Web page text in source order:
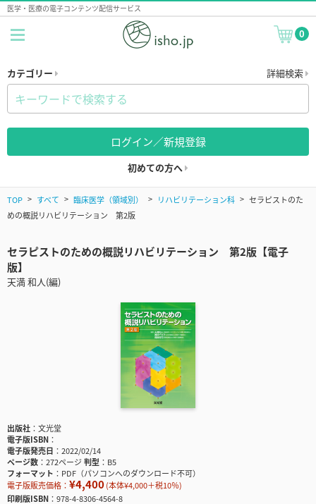
医学・医療の電子コンテンツ配信サービス
0
カテゴリー 詳細検索
ログイン／新規登録
初めての方へ
TOP すべて 臨床医学（領域別） リハビリテーション科
セラピストのた
めの概説リハビリテーション 第2版
セラピストのための概説リハビリテーション 第2版【電子
版】
天満 和人(編)
出版社
文光堂
電子版ISBN
電子版発売日
2022/02/14
ページ数
272ページ判型
B5
フォーマット
PDF（パソコンへのダウンロード不可）
電子版販売価格： ¥4,400(本体¥4,000＋税10％)
印刷版ISBN
978-4-8306-4564-8